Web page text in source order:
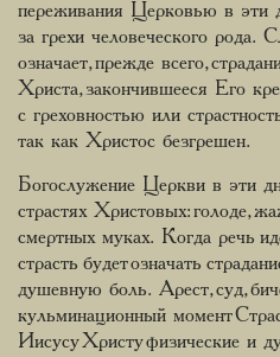
переживания Церковью в эти
за грехи человеческого рода.
означает, прежде всего,
Христа, закончившееся Его
с греховностью или
так как Христос безгрешен.
Богослужение Церкви в эти
страстях Христовых: голоде,
смертных муках. Когда речь
страсть будет означать
душевную боль. Арест, суд,
кульминационный момент
Иисусу Христу физические и